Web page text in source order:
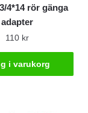
4*14 rör gänga
adapter
110 kr
i varukorg